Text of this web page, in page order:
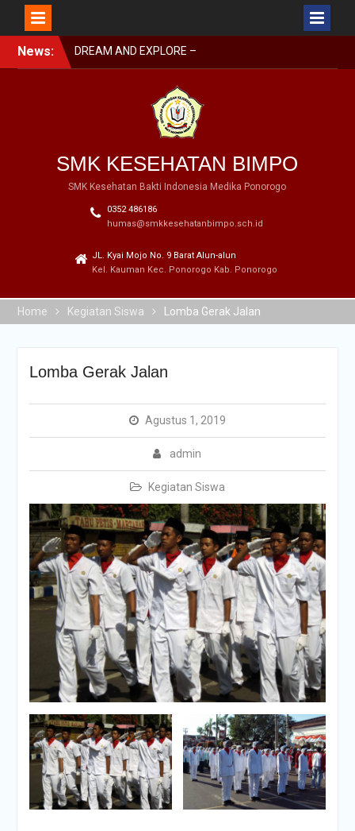
News:
DREAM AND EXPLORE –
MPLS BIMPO 2023
SWASTA FESTIVAL 2023
BARENG BUPATI
GERAK JALAN GARAPAN
DISBUDPARPORA
SMK KESEHATAN BIMPO
SMK Kesehatan Bakti Indonesia Medika Ponorogo
0352 486186
humas@smkkesehatanbimpo.sch.id
JL. Kyai Mojo No. 9 Barat Alun-alun
Kel. Kauman Kec. Ponorogo Kab. Ponorogo
Home Kegiatan Siswa Lomba Gerak Jalan
Lomba Gerak Jalan
Agustus 1, 2019
admin
Kegiatan Siswa